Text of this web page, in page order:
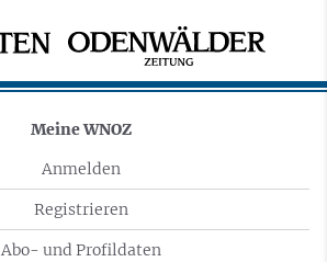
Meine WNOZ
Anmelden
Registrieren
Abo- und Profildaten